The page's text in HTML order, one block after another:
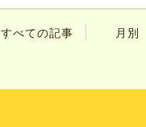
すべての記事 月別